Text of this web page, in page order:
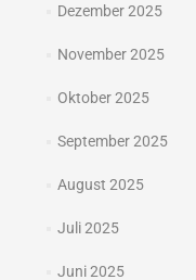
Dezember 2025
November 2025
Oktober 2025
September 2025
August 2025
Juli 2025
Juni 2025